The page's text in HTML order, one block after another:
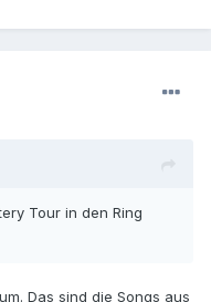
Tour in den Ring
Das sind die Songs aus